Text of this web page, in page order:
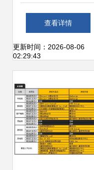
电商新动力 内容商
品与开放服务能力
查看详情
更新时间：2026-08-06
02:29:43